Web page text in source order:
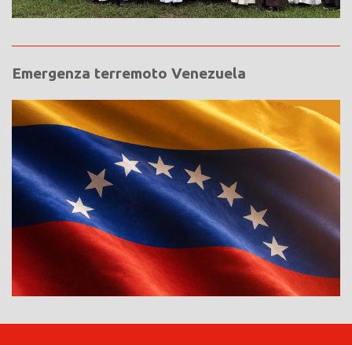
Emergenza terremoto Venezuela